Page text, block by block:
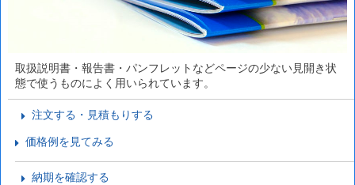
取扱説明書・報告書・パンフレットなどページの少ない見開き状
態で使うものによく用いられています。
注文する・見積もりする
価格例を見てみる
納期を確認する